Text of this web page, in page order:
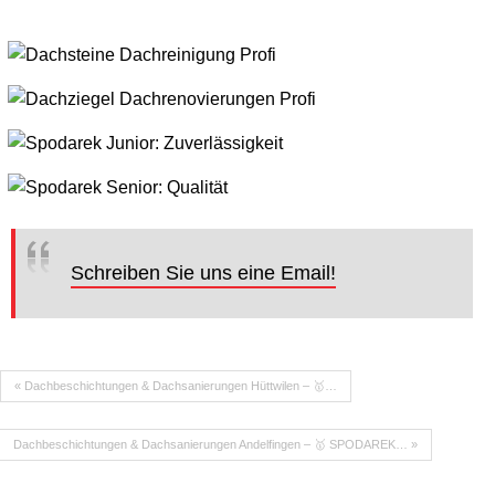
Schreiben Sie uns eine Email!
« Dachbeschichtungen & Dachsanierungen Hüttwilen – 🥇…
Dachbeschichtungen & Dachsanierungen Andelfingen – 🥇 SPODAREK… »